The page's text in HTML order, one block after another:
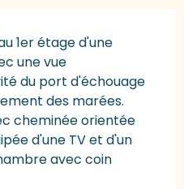
1er étage d'une
une vue
du port d'échouage
des marées.
cheminée orientée
d'une TV et d'un
avec coin